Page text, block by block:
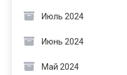
Июль 2024
Июнь 2024
Май 2024